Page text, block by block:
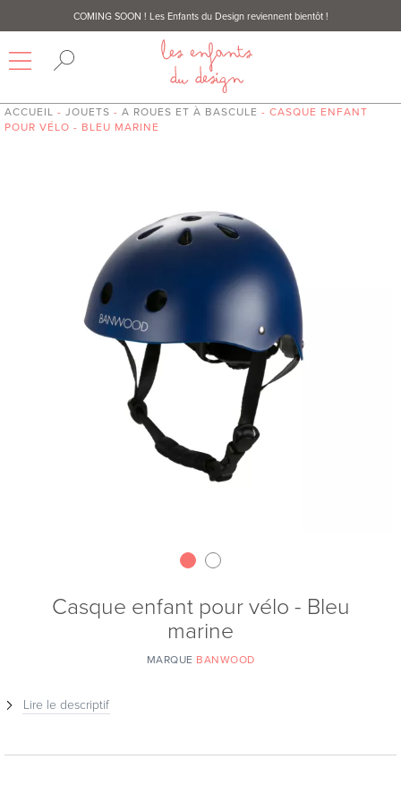
COMING SOON ! Les Enfants du Design reviennent bientôt !
ACCUEIL - JOUETS - A ROUES ET À BASCULE - CASQUE ENFANT
POUR VÉLO - BLEU MARINE
Casque enfant pour vélo - Bleu
marine
MARQUE BANWOOD
Lire le descriptif